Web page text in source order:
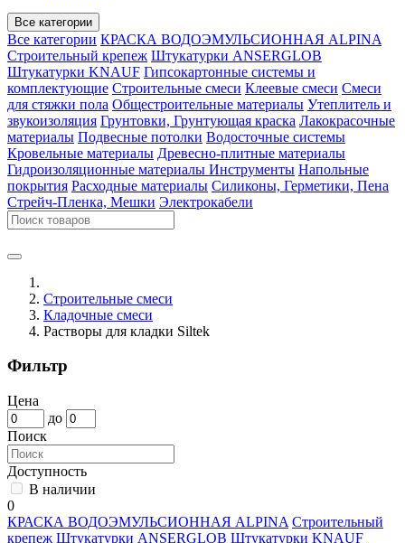
Все категории
Все категории КРАСКА ВОДОЭМУЛЬСИОННАЯ ALPINA
Строительный крепеж Штукатурки ANSERGLOB
Штукатурки KNAUF Гипсокартонные системы и
комплектующие Строительные смеси Клеевые смеси Смеси
для стяжки пола Общестроительные материалы Утеплитель и
звукоизоляция Грунтовки, Грунтующая краска Лакокрасочные
материалы Подвесные потолки Водосточные системы
Кровельные материалы Древесно-плитные материалы
Гидроизоляционные материалы Инструменты Напольные
покрытия Расходные материалы Силиконы, Герметики, Пена
Стрейч-Пленка, Мешки Электрокабели
Строительные смеси
Кладочные смеси
Растворы для кладки Siltek
Фильтр
Цена
до
Поиск
Доступность
В наличии
0
КРАСКА ВОДОЭМУЛЬСИОННАЯ ALPINA Строительный
крепеж Штукатурки ANSERGLOB Штукатурки KNAUF